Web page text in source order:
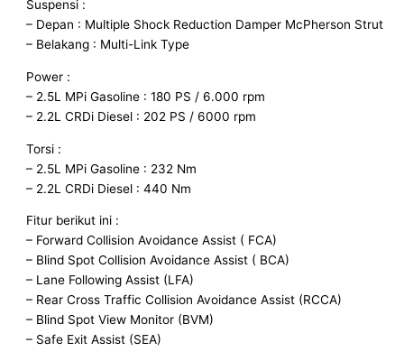
Suspensi :
– Depan : Multiple Shock Reduction Damper McPherson Strut
– Belakang : Multi-Link Type
Power :
– 2.5L MPi Gasoline : 180 PS / 6.000 rpm
– 2.2L CRDi Diesel : 202 PS / 6000 rpm
Torsi :
– 2.5L MPi Gasoline : 232 Nm
– 2.2L CRDi Diesel : 440 Nm
Fitur berikut ini :
– Forward Collision Avoidance Assist ( FCA)
– Blind Spot Collision Avoidance Assist ( BCA)
– Lane Following Assist (LFA)
– Rear Cross Traffic Collision Avoidance Assist (RCCA)
– Blind Spot View Monitor (BVM)
– Safe Exit Assist (SEA)